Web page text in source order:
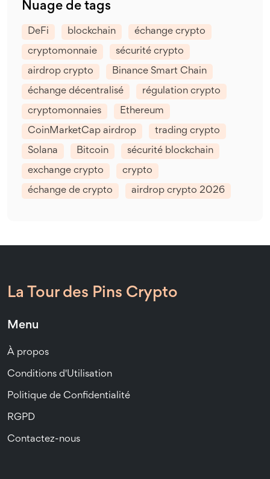
Nuage de tags
DeFi blockchain échange crypto
cryptomonnaie sécurité crypto
airdrop crypto Binance Smart Chain
échange décentralisé régulation crypto
cryptomonnaies Ethereum
CoinMarketCap airdrop trading crypto
Solana Bitcoin sécurité blockchain
exchange crypto crypto
échange de crypto airdrop crypto 2026
La Tour des Pins Crypto
Menu
À propos
Conditions d'Utilisation
Politique de Confidentialité
RGPD
Contactez-nous